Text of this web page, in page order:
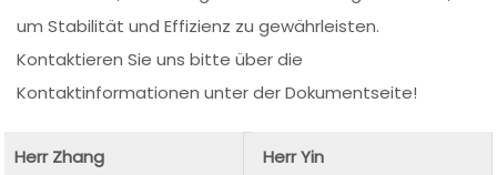
um Stabilität und Effizienz zu gewährleisten.
Kontaktieren Sie uns bitte über die
Kontaktinformationen unter der Dokumentseite!
Herr Zhang
Herr Yin